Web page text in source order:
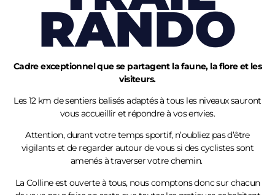
RANDO
Cadre exceptionnel que se partagent la faune, la flore et les
visiteurs.
Les 12 km de sentiers balisés adaptés à tous les niveaux sauront
vous accueillir et répondre à vos envies.
Attention, durant votre temps sportif, n’oubliez pas d’être
vigilants et de regarder autour de vous si des cyclistes sont
amenés à traverser votre chemin.
La Colline est ouverte à tous, nous comptons donc sur chacun